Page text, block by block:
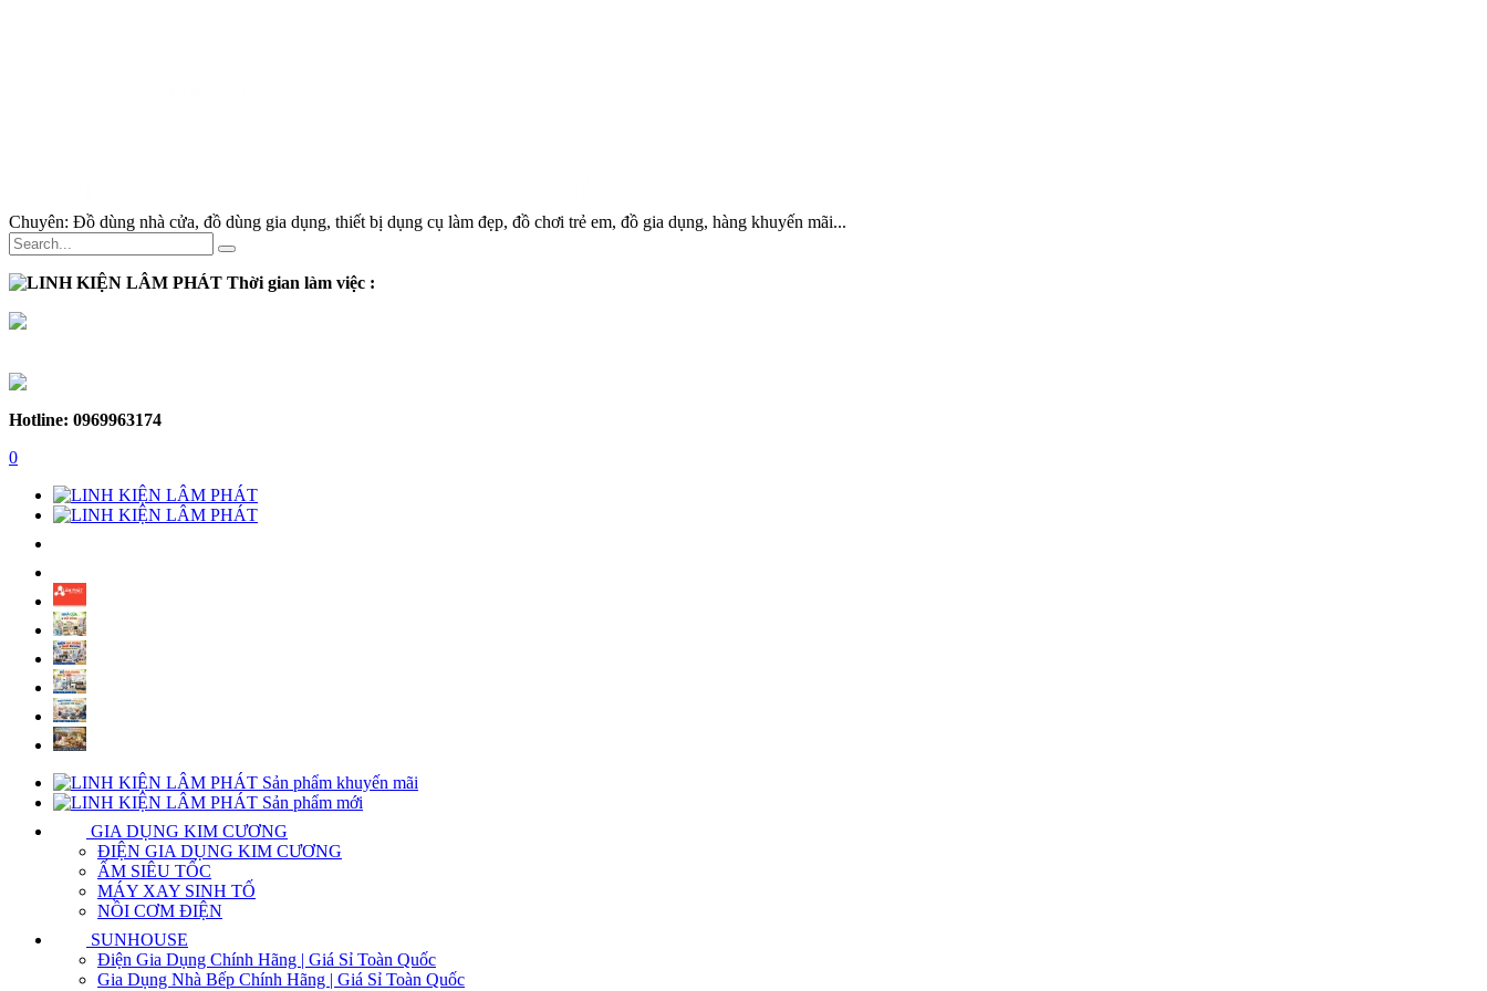
Chuyên: Đồ dùng nhà cửa, đồ dùng gia dụng, thiết bị dụng cụ làm đẹp, đồ chơi trẻ em, đồ gia dụng, hàng khuyến mãi...
Thời gian làm việc :
Hotline: 0969963174
0
Sản phẩm khuyến mãi
Sản phẩm mới
GIA DỤNG KIM CƯƠNG
ĐIỆN GIA DỤNG KIM CƯƠNG
ẤM SIÊU TỐC
MÁY XAY SINH TỐ
NỒI CƠM ĐIỆN
SUNHOUSE
Điện Gia Dụng Chính Hãng | Giá Sỉ Toàn Quốc
Gia Dụng Nhà Bếp Chính Hãng | Giá Sỉ Toàn Quốc